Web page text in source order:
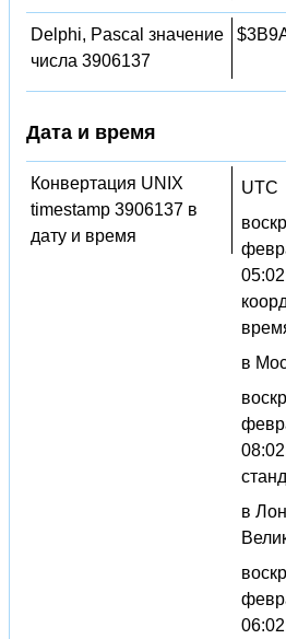
Delphi, Pascal значение
числа 3906137
Дата и время
Конвертация UNIX
timestamp 3906137 в
дату и время
UTC
в
в